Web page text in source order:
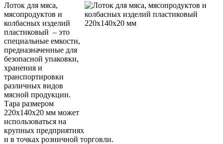
Лоток для мяса,
мясопродуктов и
колбасных изделий
пластиковый – это
специальные емкости,
предназначенные для
безопасной упаковки,
хранения и
транспортировки
различных видов
мясной продукции.
Тара размером
220x140x20 мм может
использоваться на
крупных предприятиях
и в точках розничной торговли.